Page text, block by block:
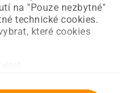
na "Pouze nezbytné"
technické cookies.
které cookies
Úvodní strana